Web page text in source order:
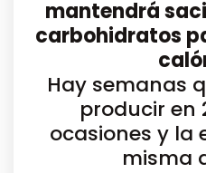
mantendrá
carbohidratos
Hay semanas
producir en
ocasiones y la
misma